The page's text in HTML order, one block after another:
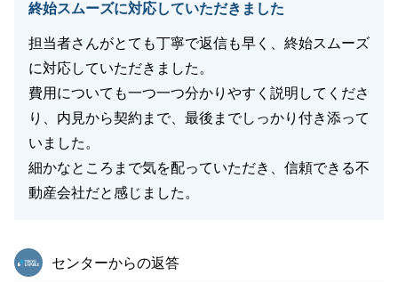
終始スムーズに対応していただきました
担当者さんがとても丁寧で返信も早く、終始スムーズ
に対応していただきました。
費用についても一つ一つ分かりやすく説明してくださ
り、内見から契約まで、最後までしっかり付き添って
いました。
細かなところまで気を配っていただき、信頼できる不
動産会社だと感じました。
東急リバブル
センターからの返答